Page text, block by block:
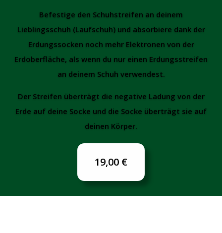
Befestige den Schuhstreifen an deinem
Lieblingsschuh (Laufschuh) und absorbiere dank der
Erdungssocken noch mehr Elektronen von der
Erdoberfläche, als wenn du nur einen Erdungsstreifen
an deinem Schuh verwendest.
Der Streifen überträgt die negative Ladung von der
Erde auf deine Socke und die Socke überträgt sie auf
deinen Körper.
19,00 €